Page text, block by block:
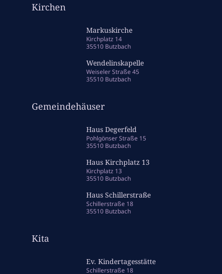
Kirchen
Markuskirche
Kirchplatz 14
35510 Butzbach
Wendelinskapelle
Weiseler Straße 45
35510 Butzbach
Gemeindehäuser
Haus Degerfeld
Pohlgönser Straße 15
35510 Butzbach
Haus Kirchplatz 13
Kirchplatz 13
35510 Butzbach
Haus Schillerstraße
Schillerstraße 18
35510 Butzbach
Kita
Ev. Kindertagesstätte
Schillerstraße 18